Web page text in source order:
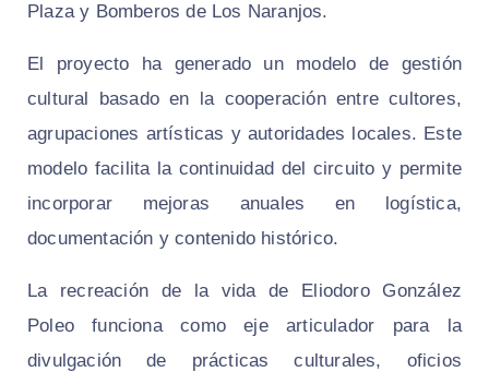
Plaza y Bomberos de Los Naranjos.
El proyecto ha generado un modelo de gestión
cultural basado en la cooperación entre cultores,
agrupaciones artísticas y autoridades locales. Este
modelo facilita la continuidad del circuito y permite
incorporar mejoras anuales en logística,
documentación y contenido histórico.
La recreación de la vida de Eliodoro González
Poleo funciona como eje articulador para la
divulgación de prácticas culturales, oficios